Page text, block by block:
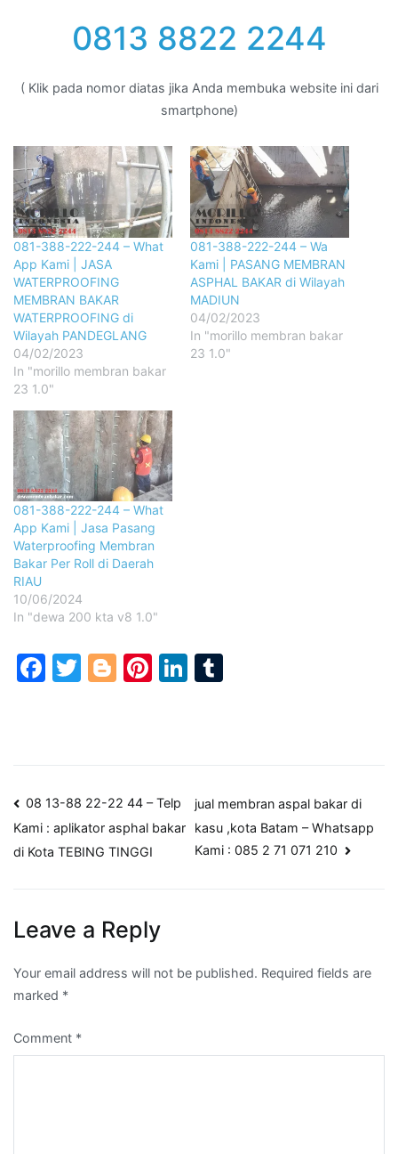
0813 8822 2244
( Klik pada nomor diatas jika Anda membuka website ini dari
smartphone)
081-388-222-244 – What
App Kami | JASA
WATERPROOFING
MEMBRAN BAKAR
WATERPROOFING di
Wilayah PANDEGLANG
04/02/2023
In "morillo membran bakar
23 1.0"
081-388-222-244 – Wa
Kami | PASANG MEMBRAN
ASPHAL BAKAR di Wilayah
MADIUN
04/02/2023
In "morillo membran bakar
23 1.0"
081-388-222-244 – What
App Kami | Jasa Pasang
Waterproofing Membran
Bakar Per Roll di Daerah
RIAU
10/06/2024
In "dewa 200 kta v8 1.0"
Facebook
Twitter
Blogger
Pinterest
LinkedIn
Post
navigation
08 13-88 22-22 44 – Telp
Kami : aplikator asphal bakar
di Kota TEBING TINGGI
jual membran aspal bakar di
kasu ,kota Batam – Whatsapp
Kami : 085 2 71 071 210
Leave a Reply
Your email address will not be published. Required fields are
marked *
Comment *